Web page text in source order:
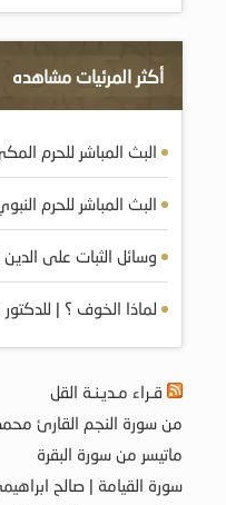
أكثر المرئيات مشاهده
البث المباشر للحرم
البث المباشر للحرم
وسائل الثبات على الدين
لماذا الخوف ؟ |
قـراء مـديـنـة القل
من سورة النجم القارئ
ماتيسر من سورة البقرة
سورة القيامة | صالح